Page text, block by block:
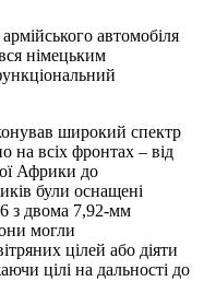
автомобіля
німецьким
широкий спектр
на всіх фронтах – від
Африки до
були оснащені
з двома 7,92-мм
могли
цілей або діяти
цілі на дальності до